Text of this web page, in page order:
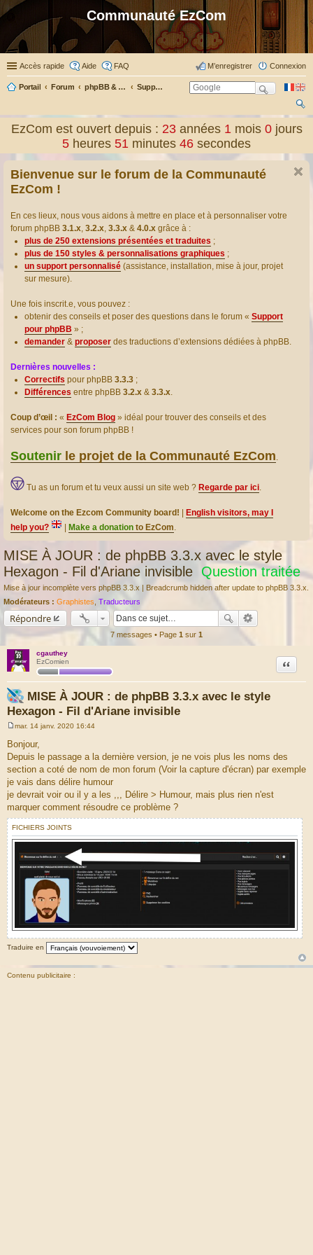
Communauté EzCom
Accès rapide Aide FAQ Connexion
M’enregistrer
Portail Forum phpBB & Co Support pour phpBB
ch
er
EzCom est ouvert depuis : 23 années1 mois0 jours
5 heures 51 minutes 46 secondes
Bienvenue sur le forum de la Communauté
EzCom !
En ces lieux, nous vous aidons à mettre en place et à personnaliser votre
forum phpBB 3.1.x, 3.2.x, 3.3.x & 4.0.x grâce à :
plus de 250 extensions présentées et traduites ;
plus de 150 styles & personnalisations graphiques ;
un support personnalisé (assistance, installation, mise à jour, projet
sur mesure).
Une fois inscrit.e, vous pouvez :
obtenir des conseils et poser des questions dans le forum « Support
pour phpBB » ;
demander & proposer des traductions d’extensions dédiées à phpBB.
Dernières nouvelles :
Correctifs pour phpBB 3.3.3 ;
Différences entre phpBB 3.2.x & 3.3.x.
Coup d’œil : « EzCom Blog » idéal pour trouver des conseils et des
services pour son forum phpBB !
Soutenir le projet de la Communauté EzCom.
Tu as un forum et tu veux aussi un site web ? Regarde par ici.
Welcome on the Ezcom Community board!
English visitors, may I
help you?
Make a donation to EzCom.
MISE À JOUR : de phpBB 3.3.x avec le style
Hexagon - Fil d'Ariane invisible Question traitée
Mise à jour incomplète vers phpBB 3.3.x | Breadcrumb hidden after update to phpBB 3.3.x.
Modérateurs : Graphistes Traducteurs
Répondre
7 messages • Page 1 sur 1
cgauthey
EzComien
MISE À JOUR : de phpBB 3.3.x avec le style
Hexagon - Fil d'Ariane invisible
Citation
s
s
g
e
mar. 14 janv. 2020 16:44
Bonjour,
Depuis le passage a la dernière version, je ne vois plus les noms des
section a coté de nom de mon forum (Voir la capture d'écran) par exemple
je vais dans délire humour
je devrait voir ou il y a les ,,, Délire > Humour, mais plus rien n'est
marquer comment résoudre ce problème ?
FICHIERS JOINTS
Traduire en
Contenu publicitaire :